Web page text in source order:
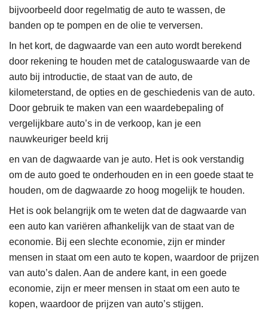
bijvoorbeeld door regelmatig de auto te wassen, de
banden op te pompen en de olie te verversen.
In het kort, de dagwaarde van een auto wordt berekend
door rekening te houden met de cataloguswaarde van de
auto bij introductie, de staat van de auto, de
kilometerstand, de opties en de geschiedenis van de auto.
Door gebruik te maken van een waardebepaling of
vergelijkbare auto’s in de verkoop, kan je een
nauwkeuriger beeld krij
en van de dagwaarde van je auto. Het is ook verstandig
om de auto goed te onderhouden en in een goede staat te
houden, om de dagwaarde zo hoog mogelijk te houden.
Het is ook belangrijk om te weten dat de dagwaarde van
een auto kan variëren afhankelijk van de staat van de
economie. Bij een slechte economie, zijn er minder
mensen in staat om een auto te kopen, waardoor de prijzen
van auto’s dalen. Aan de andere kant, in een goede
economie, zijn er meer mensen in staat om een auto te
kopen, waardoor de prijzen van auto’s stijgen.